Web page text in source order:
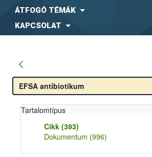
ÁTFOGÓ TÉMÁK
KAPCSOLAT
Tartalomtípus
Cikk (393)
Dokumentum (996)